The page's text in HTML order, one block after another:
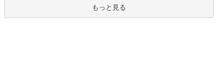
もっと見る